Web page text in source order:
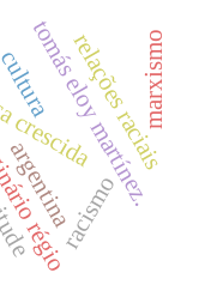
régio
argentina
tomás eloy martínez.
relações raciais
racismo
marxismo